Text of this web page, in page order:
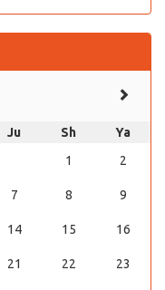
Ju Sh
Ya
1
2
7 8 9
14 15 16
21 22 23